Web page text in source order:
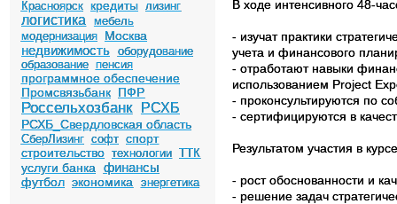
Красноярск кредиты лизинг
логистика
мебель
модернизация
Москва
недвижимость оборудование
образование пенсия
программное обеспечение
Промсвязьбанк ПФР
Россельхозбанк РСХБ
РСХБ_Свердловская область
СберЛизинг софт спорт
строительство технологии ТТК
услуги банка финансы
футбол экономика энергетика
В ходе интенсивного 48-
- изучат практики
учета и финансового
- отработают навыки
использованием Project
- проконсультируются по
- сертифицируются в
Результатом участия в
- рост обоснованности и
- решение задач